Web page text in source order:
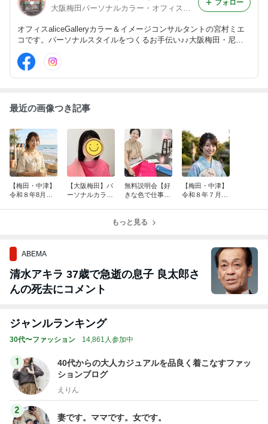
オフィスaliceGalleryカラー＆イメージコンサルタントの宮村ミエ
コです。パーソナルスタイルをつくるお手伝い♪♪大阪梅田・尼
崎・宝塚・神戸三宮・出張カラーセミナーならお任せください♪
フォロー
最近の画像つき記事
【梅田・中津】
令和８年8月度
【大阪梅田】パ
ーソナルカラー
無料説明会【好
きな色で仕事す
スト養成講座
【梅田・中津】
令和８年７月度
もっと見る
ABEMA
清水アキラ 37歳で急逝の息子 良太郎さ
んの死去にコメント
ジャンルランキング
30代〜ファッション 14,861人参加中
1
40代からの大人カジュアルを品良く着こなすファッ
ションブログ
えりん
2
妻です。ママです。女です。